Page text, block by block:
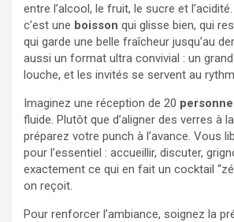
entre l’alcool, le fruit, le sucre et
c’est une boisson qui glisse bien, qui
qui garde une belle fraîcheur jusqu’au
aussi un format ultra convivial : un
louche, et les invités se servent au
Imaginez une réception de 20
fluide. Plutôt que d’aligner des verres à
préparez votre punch à l’avance. Vous
pour l’essentiel : accueillir, discuter,
exactement ce qui en fait un cocktail
on reçoit.
Pour renforcer l’ambiance, soignez la